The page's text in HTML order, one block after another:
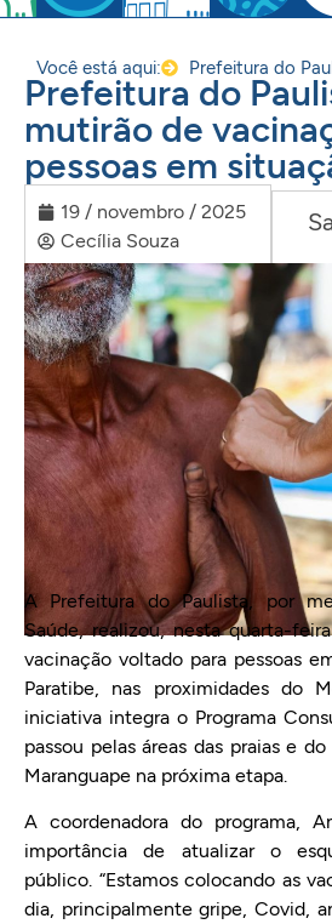
Você está aqui: Prefeitura do
Prefeitura do
mutirão de
pessoas em
19 / novembro / 2025
Cecília Souza
A Prefeitura do Paulista, por
Saúde, realizou, nesta quarta-
vacinação voltado para pessoas
Paratibe, nas proximidades do
iniciativa integra o Programa
passou pelas áreas das praias e
Maranguape na próxima etapa.
A coordenadora do programa,
importância de atualizar o
público. “Estamos colocando as
dia, principalmente gripe, Covid,